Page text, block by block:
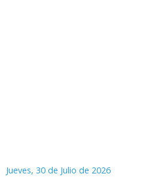
Jueves, 30 de Julio de 2026